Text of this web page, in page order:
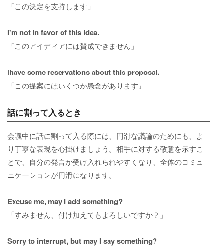
「この決定を支持します」
I'm not in favor of this idea.
「このアイディアには賛成できません」
Ihave some reservations about this proposal.
「この提案にはいくつか懸念があります」
話に割って入るとき
会議中に話に割って入る際には、円滑な議論のためにも、よ
り丁寧な表現を心掛けましょう。相手に対する敬意を示すこ
とで、自分の発言が受け入れられやすくなり、全体のコミュ
ニケーションが円滑になります。
Excuse me, may I add something?
「すみません、付け加えてもよろしいですか？」
Sorry to interrupt, but may I say something?